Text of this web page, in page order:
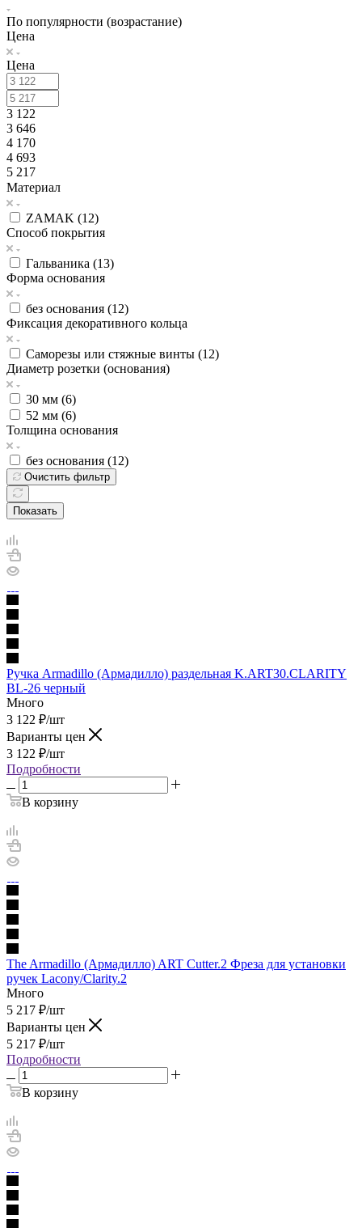
По популярности (возрастание)
Цена
Цена
3 122
3 646
4 170
4 693
5 217
Материал
ZAMAK (12)
Способ покрытия
Гальваника (13)
Форма основания
без основания (12)
Фиксация декоративного кольца
Саморезы или стяжные винты (12)
Диаметр розетки (основания)
30 мм (6)
52 мм (6)
Толщина основания
без основания (12)
Очистить фильтр
Показать
Ручка Armadillo (Армадилло) раздельная K.ART30.CLARITY
BL-26 черный
Много
3 122 ₽/шт
Варианты цен
3 122 ₽/шт
Подробности
В корзину
The Armadillo (Армадилло) ART Cutter.2 Фреза для установки
ручек Lacony/Clarity.2
Много
5 217 ₽/шт
Варианты цен
5 217 ₽/шт
Подробности
В корзину